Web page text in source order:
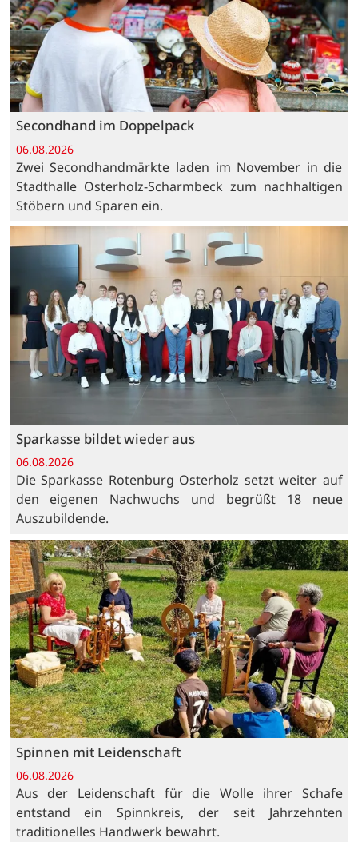
Secondhand im Doppelpack
06.08.2026
Zwei Secondhandmärkte laden im November in die
Stadthalle Osterholz-Scharmbeck zum nachhaltigen
Stöbern und Sparen ein.
Sparkasse bildet wieder aus
06.08.2026
Die Sparkasse Rotenburg Osterholz setzt weiter auf
den eigenen Nachwuchs und begrüßt 18 neue
Auszubildende.
Spinnen mit Leidenschaft
06.08.2026
Aus der Leidenschaft für die Wolle ihrer Schafe
entstand ein Spinnkreis, der seit Jahrzehnten
traditionelles Handwerk bewahrt.